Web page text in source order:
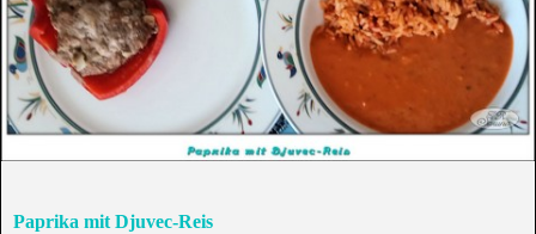
Paprika mit Djuvec-Reis